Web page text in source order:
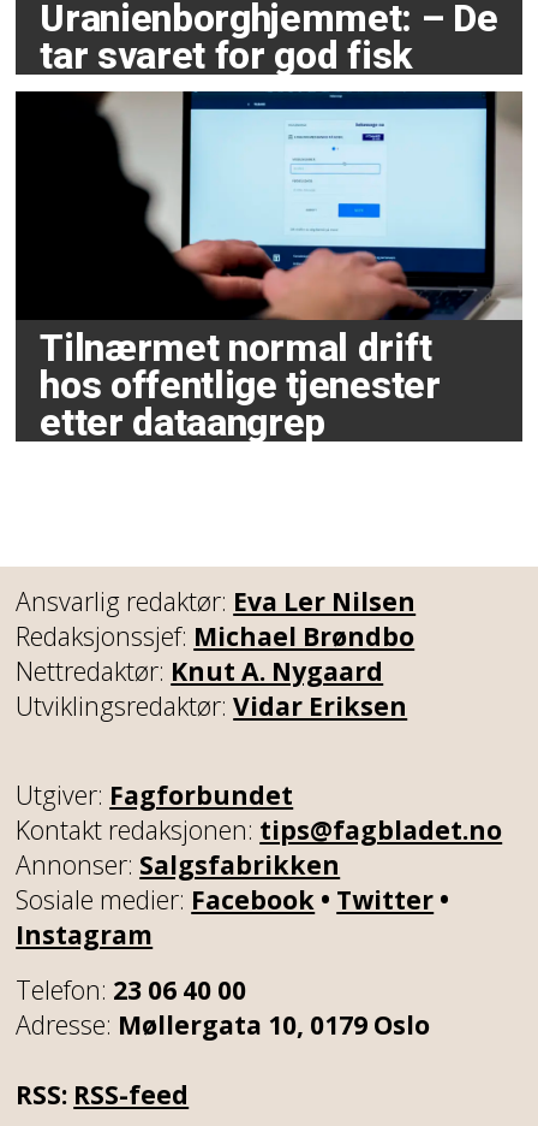
Uranienborghjemmet: – De
tar svaret for god fisk
Tilnærmet normal drift
hos offentlige tjenester
etter dataangrep
Ansvarlig redaktør: Eva Ler Nilsen
Redaksjonssjef: Michael Brøndbo
Nettredaktør: Knut A. Nygaard
Utviklingsredaktør:Vidar Eriksen
Utgiver: Fagforbundet
Kontakt redaksjonen: tips@fagbladet.no
Annonser: Salgsfabrikken
Sosiale medier: Facebook • Twitter •
Instagram
Telefon: 23 06 40 00
Adresse: Møllergata 10, 0179 Oslo
RSS: RSS-feed